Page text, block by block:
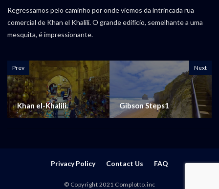
Regressamos pelo caminho por onde viemos da intrincada rua
comercial de Khan el Khalili. O grande edifício, semelhante a uma
mesquita, é impressionante.
Prev
Khan el-Khalili.
Next
Gibson Steps1
Privacy Policy Contact Us FAQ
© Copyright 2021 Complotto.inc